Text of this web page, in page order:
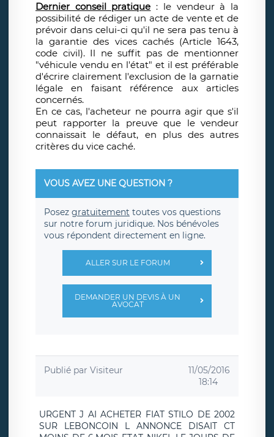
Dernier conseil pratique : le vendeur à la
possibilité de rédiger un acte de vente et de
prévoir dans celui-ci qu'il ne sera pas tenu à
la garantie des vices cachés (Article 1643,
code civil). Il ne suffit pas de mentionner
"véhicule vendu en l'état" et il est préférable
d'écrire clairement l'exclusion de la garnatie
légale en faisant référence aux articles
concernés.
En ce cas, l'acheteur ne pourra agir que s'il
peut rapporter la preuve que le vendeur
connaissait le défaut, en plus des autres
critères du vice caché.
VOUS AVEZ UNE QUESTION ?
Posez gratuitement toutes vos questions
sur notre forum juridique. Nos bénévoles
vous répondent directement en ligne.
ALLER SUR LE FORUM
DEMANDER UN DEVIS À UN
AVOCAT
Publié par Visiteur
11/05/2016
18:14
URGENT J AI ACHETER FIAT STILO DE 2002
SUR LEBONCOIN L ANNONCE DISAIT CT